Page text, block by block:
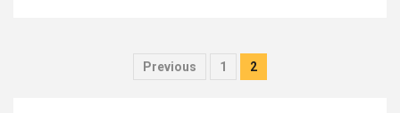
Posts
Previous 1 2